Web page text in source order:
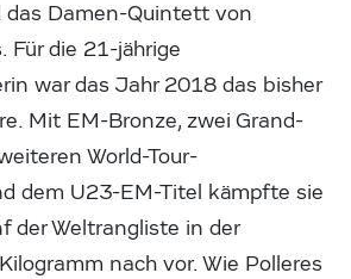
Damen-Quintett von
Für die 21-jährige
war das Jahr 2018 das bisher
Mit EM-Bronze, zwei Grand-
World-Tour-
dem U23-EM-Titel kämpfte sie
der Weltrangliste in der
nach vor. Wie Polleres